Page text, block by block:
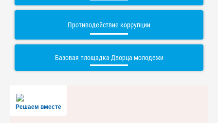
Противодействие коррупции
Базовая площадка Дворца молодежи
Решаем вместе